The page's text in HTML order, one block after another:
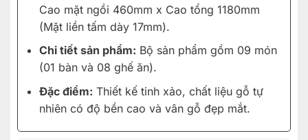
Cao mặt ngồi 460mm x Cao tổng 1180mm
(Mặt liền tấm dày 17mm).
Chi tiết sản phẩm: Bộ sản phẩm gồm 09 món
(01 bàn và 08 ghế ăn).
Đặc điểm: Thiết kế tinh xảo, chất liệu gỗ tự
nhiên có độ bền cao và vân gỗ đẹp mắt.